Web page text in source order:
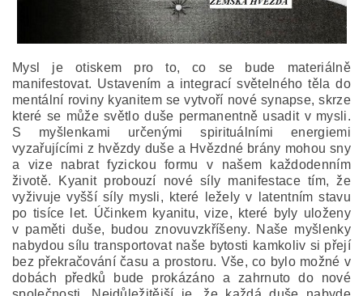
Mysl je otiskem pro to, co se bude materiálně
manifestovat. Ustavením a integrací světelného těla do
mentální roviny kyanitem se vytvoří nové synapse, skrze
které se může světlo duše permanentně usadit v mysli.
S myšlenkami určenými spirituálními energiemi
vyzařujícími z hvězdy duše a Hvězdné brány mohou sny
a vize nabrat fyzickou formu v našem každodenním
životě. Kyanit probouzí nové síly manifestace tím, že
vyživuje vyšší síly mysli, které ležely v latentním stavu
po tisíce let. Účinkem kyanitu, vize, které byly uloženy
v paměti duše, budou znovuvzkříšeny. Naše myšlenky
nabydou sílu transportovat naše bytosti kamkoliv si přejí
bez překračování času a prostoru. Vše, co bylo možné v
dobách předků bude prokázáno a zahrnuto do nové